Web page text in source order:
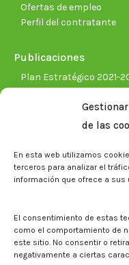
de las
En esta web utilizamos
terceros para analizar el
información que ofrece a
El consentimiento de estas
como el comportamiento de
este sitio. No consentir o
negativamente a ciertas
Ofertas de empleo
Perfil del contratante
Publicaciones
Plan Estratégico 2021-
Biblioteca. Repositorio
Eventos
Boletín electrónico
Contacto